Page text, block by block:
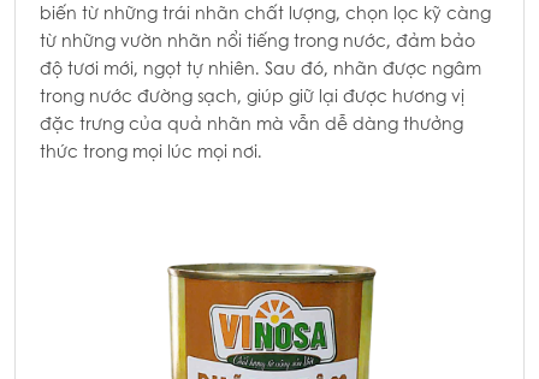
biến từ những trái nhãn chất lượng, chọn lọc kỹ càng
từ những vườn nhãn nổi tiếng trong nước, đảm bảo
độ tươi mới, ngọt tự nhiên. Sau đó, nhãn được ngâm
trong nước đường sạch, giúp giữ lại được hương vị
đặc trưng của quả nhãn mà vẫn dễ dàng thưởng
thức trong mọi lúc mọi nơi.